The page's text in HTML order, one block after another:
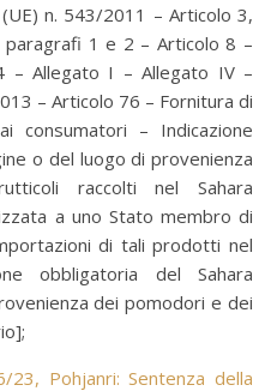
n. 543/2011 – Articolo 3,
1 e 2 – Articolo 8 –
– Allegato I – Allegato IV –
– Articolo 76 – Fornitura di
consumatori – Indicazione
o del luogo di provenienza
raccolti nel Sahara
a uno Stato membro di
di tali prodotti nel
obbligatoria del Sahara
dei pomodori e dei
23, Pohjanri: Sentenza della